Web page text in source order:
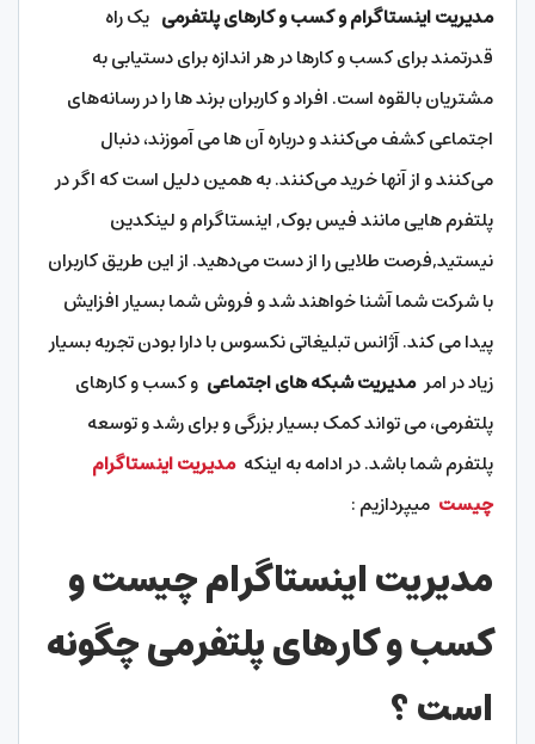
مدیریت اینستاگرام و کسب و کارهای پلتفرمی یک راه
قدرتمند برای کسب و کارها در هر اندازه برای دستیابی به
مشتریان بالقوه است. افراد و کاربران برند ها را در رسانه‌های
اجتماعی کشف می‌کنند و درباره آن ‌ها می‌ آموزند، دنبال
می‌کنند و از آنها خرید می‌کنند. به همین دلیل است که اگر در
پلتفرم‌ هایی مانند فیس ‌بوک, اینستاگرام و لینکدین
نیستید,فرصت طلایی را از دست می‌دهید. از این طریق کاربران
با شرکت شما آشنا خواهند شد و فروش شما بسیار افزایش
پیدا می کند. آژانس تبلیغاتی نکسوس با دارا بودن تجربه بسیار
زیاد در امرمدیریت شبکه های اجتماعی و کسب و کارهای
پلتفرمی، می تواند کمک بسیار بزرگی و برای رشد و توسعه
پلتفرم شما باشد. در ادامه به اینکهمدیریت اینستاگرام
چیست میپردازیم :
مدیریت اینستاگرام چیست و
کسب و کارهای پلتفرمی چگونه
است ؟